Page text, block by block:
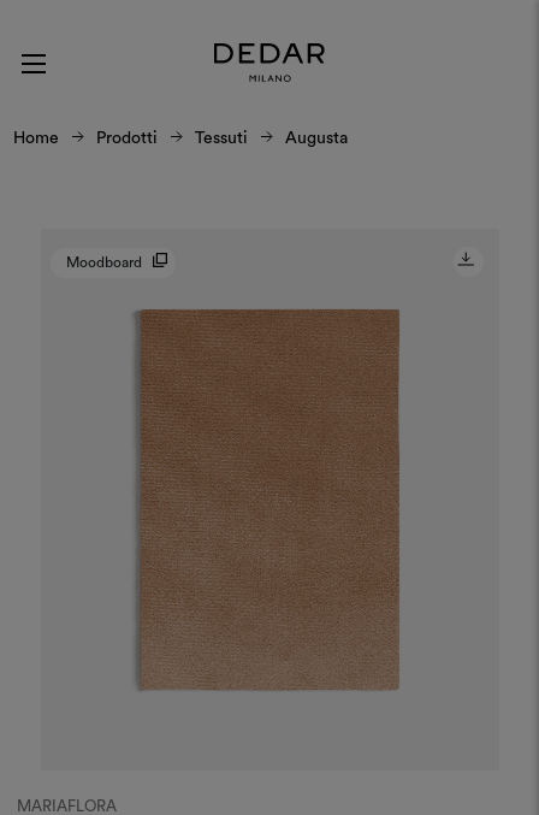
Home Prodotti Tessuti Augusta
Moodboard
MARIAFLORA